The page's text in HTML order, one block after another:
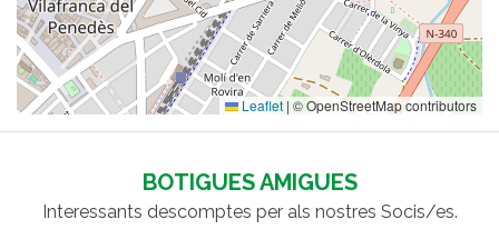
Leaflet | © OpenStreetMap contributors
BOTIGUES AMIGUES
Interessants descomptes per als nostres Socis/es.